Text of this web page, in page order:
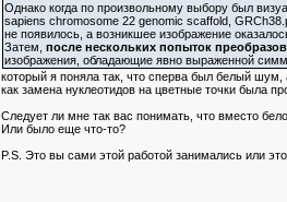
Однако когда по произвольному выбору был
sapiens chromosome 22 genomic scaffold,
не появилось, а возникшее изображение
Затем, после нескольких попыток
изображения, обладающие явно выраженной
который я поняла так, что сперва был белый
как замена нуклеотидов на цветные точки была
Следует ли мне так вас понимать, что вместо
Или было еще что-то?
P.S. Это вы сами этой работой занимались или